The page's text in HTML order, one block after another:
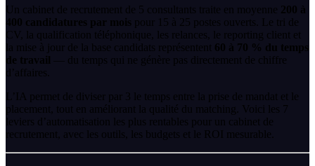
Un cabinet de recrutement de 5 consultants traite en moyenne 200 à
400 candidatures par mois pour 15 à 25 postes ouverts. Le tri de
CV, la qualification téléphonique, les relances, le reporting client et
la mise à jour de la base candidats représentent 60 à 70 % du temps
de travail — du temps qui ne génère pas directement de chiffre
d’affaires.
L’IA permet de diviser par 3 le temps entre la prise de mandat et le
placement, tout en améliorant la qualité du matching. Voici les 7
leviers d’automatisation les plus rentables pour un cabinet de
recrutement, avec les outils, les budgets et le ROI mesurable.